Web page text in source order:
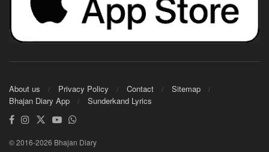
About us Privacy Policy Contact
Sitemap
Bhajan Diary App
Sunderkand Lyrics
© 2016-2026 Bhajan Diary